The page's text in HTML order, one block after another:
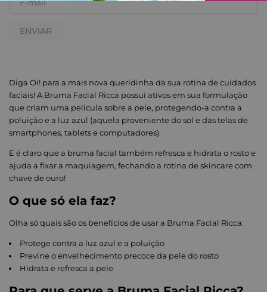
ENVIAR
Diga Oi! para a mais nova queridinha da sua rotina de cuidados
faciais! A Bruma Facial Ricca possui ativos em sua formulação
que criam uma película sobre a pele, protegendo-a contra a
poluição e a luz azul (aquela proveniente do sol e das telas de
smartphones, tablets e computadores).
E é claro que a bruma facial também refresca e hidrata o rosto e
ajuda a fixar a maquiagem, fechando a rotina de skincare com
chave de ouro!
O que só ela faz?
Olha só quais são os benefícios de usar a Bruma Facial Ricca:
Protege contra a luz azul e a poluição
Previne o envelhecimento precoce da pele do rosto
Hidrata e refresca a pele